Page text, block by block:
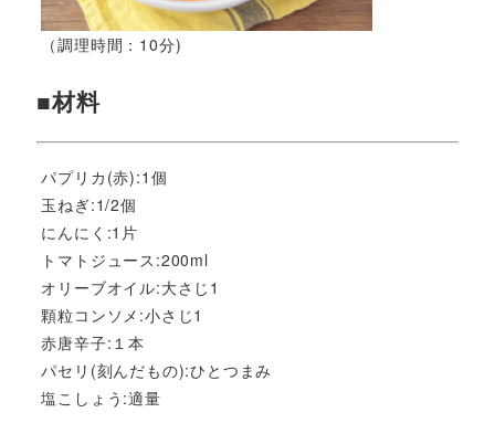
（調理時間：10分)
■材料
パプリカ(赤):1個
玉ねぎ:1/2個
にんにく:1片
トマトジュース:200ml
オリーブオイル:大さじ1
顆粒コンソメ:小さじ1
赤唐辛子:１本
パセリ(刻んだもの):ひとつまみ
塩こしょう:適量